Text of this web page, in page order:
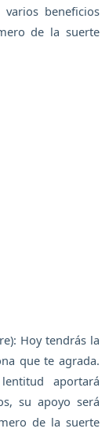
beneficios
de la suerte
Hoy tendrás la
que te agrada.
aportará
su apoyo será
de la suerte